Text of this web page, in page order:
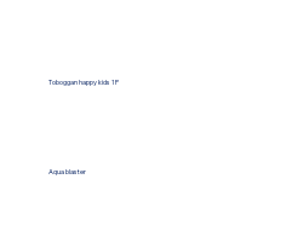
Toboggan happy kids 1P
Aqua blaster